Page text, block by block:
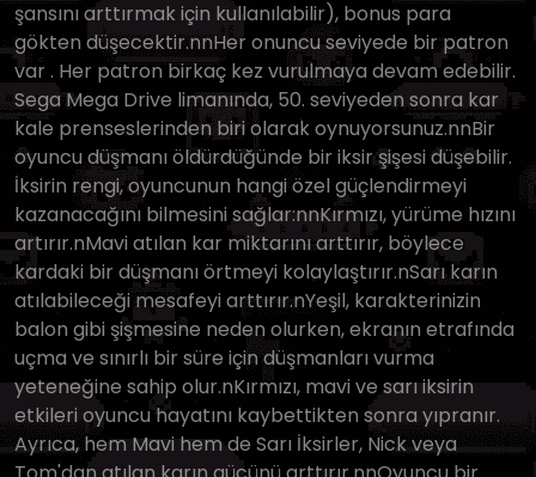
şansını arttırmak için kullanılabilir), bonus para
gökten düşecektir.nnHer onuncu seviyede bir patron
var . Her patron birkaç kez vurulmaya devam edebilir.
Sega Mega Drive limanında, 50. seviyeden sonra kar
kale prenseslerinden biri olarak oynuyorsunuz.nnBir
oyuncu düşmanı öldürdüğünde bir iksir şişesi düşebilir.
İksirin rengi, oyuncunun hangi özel güçlendirmeyi
kazanacağını bilmesini sağlar:nnKırmızı, yürüme hızını
artırır.nMavi atılan kar miktarını arttırır, böylece
kardaki bir düşmanı örtmeyi kolaylaştırır.nSarı karın
atılabileceği mesafeyi arttırır.nYeşil, karakterinizin
balon gibi şişmesine neden olurken, ekranın etrafında
uçma ve sınırlı bir süre için düşmanları vurma
yeteneğine sahip olur.nKırmızı, mavi ve sarı iksirin
etkileri oyuncu hayatını kaybettikten sonra yıpranır.
Ayrıca, hem Mavi hem de Sarı İksirler, Nick veya